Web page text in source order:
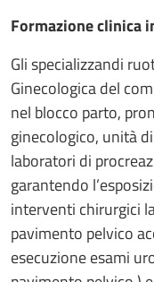
Formazione clinica
Gli specializzandi
Ginecologica del
nel blocco parto,
ginecologico, unità
laboratori di
garantendo
interventi chirurgici
pavimento pelvico
esecuzione esami